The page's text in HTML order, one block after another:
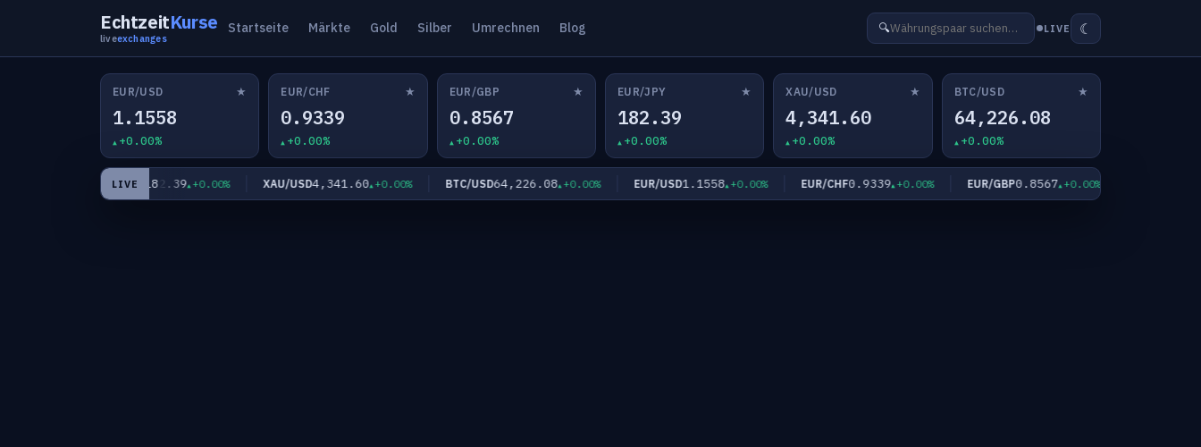
EchtzeitKurse
liveexchanges
Startseite Märkte Gold Silber Umrechnen Blog 🔍 LIVE ☾
EUR/USD ★
1.1558
+0.00%
EUR/CHF ★
0.9339
+0.00%
EUR/GBP ★
0.8567
+0.00%
EUR/JPY ★
182.39
+0.00%
XAU/USD ★
4,341.60
+0.00%
BTC/USD ★
64,226.08
+0.00%
LIVE
EUR/JPY182.39 +0.00% XAU/USD4,341.60 +0.00% BTC/USD64,226.08 +0.00% EUR/USD1.1558 +0.00% EUR/CHF0.9339 +0.00% EUR/GBP0.8567 +0.00%